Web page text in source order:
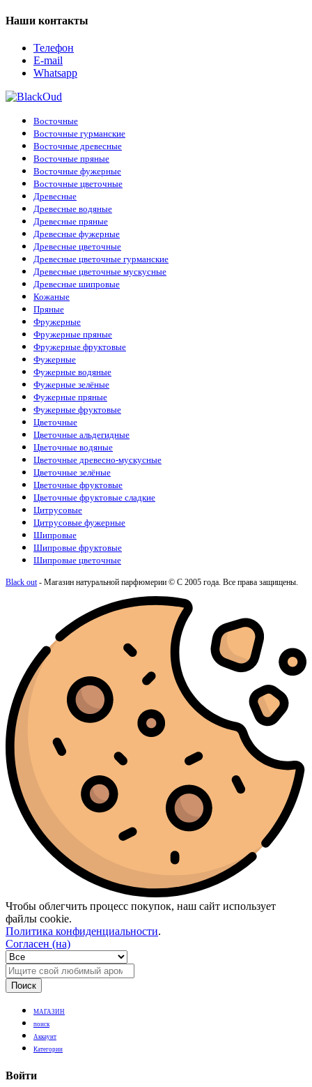
Наши контакты
Телефон
E-mail
Whatsapp
Восточные
Восточные гурманские
Восточные древесные
Восточные пряные
Восточные фужерные
Восточные цветочные
Древесные
Древесные водяные
Древесные пряные
Древесные фужерные
Древесные цветочные
Древесные цветочные гурманские
Древесные цветочные мускусные
Древесные шипровые
Кожаные
Пряные
Фружерные
Фружерные пряные
Фружерные фруктовые
Фужерные
Фужерные водяные
Фужерные зелёные
Фужерные пряные
Фужерные фруктовые
Цветочные
Цветочные альдегидные
Цветочные водяные
Цветочные древесно-мускусные
Цветочные зелёные
Цветочные фруктовые
Цветочные фруктовые сладкие
Цитрусовые
Цитрусовые фужерные
Шипровые
Шипровые фруктовые
Шипровые цветочные
Black out- Магазин натуральной парфюмерии © С 2005 года. Все права защищены.
Чтобы облегчить процесс покупок, наш сайт использует
файлы cookie.
Политика конфиденциальности.
Согласен (на)
Поиск
МАГАЗИН
поиск
Аккаунт
Категории
Войти